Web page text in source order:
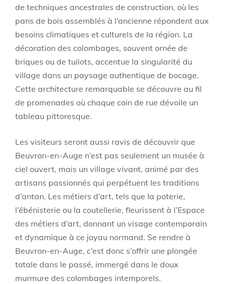
de techniques ancestrales de construction, où les
pans de bois assemblés à l’ancienne répondent aux
besoins climatiques et culturels de la région. La
décoration des colombages, souvent ornée de
briques ou de tuilots, accentue la singularité du
village dans un paysage authentique de bocage.
Cette architecture remarquable se découvre au fil
de promenades où chaque coin de rue dévoile un
tableau pittoresque.
Les visiteurs seront aussi ravis de découvrir que
Beuvron-en-Auge n’est pas seulement un musée à
ciel ouvert, mais un village vivant, animé par des
artisans passionnés qui perpétuent les traditions
d’antan. Les métiers d’art, tels que la poterie,
l’ébénisterie ou la coutellerie, fleurissent à l’Espace
des métiers d’art, donnant un visage contemporain
et dynamique à ce joyau normand. Se rendre à
Beuvron-en-Auge, c’est donc s’offrir une plongée
totale dans le passé, immergé dans le doux
murmure des colombages intemporels.